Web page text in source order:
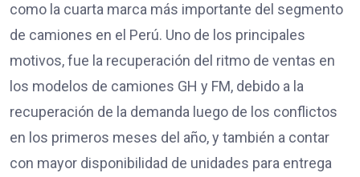
como la cuarta marca más importante del segmento
de camiones en el Perú. Uno de los principales
motivos, fue la recuperación del ritmo de ventas en
los modelos de camiones GH y FM, debido a la
recuperación de la demanda luego de los conflictos
en los primeros meses del año, y también a contar
con mayor disponibilidad de unidades para entrega